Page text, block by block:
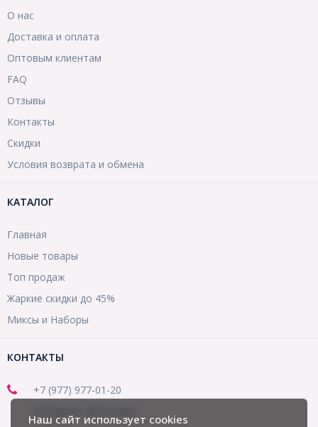
О нас
Доставка и оплата
Оптовым клиентам
FAQ
Отзывы
Контакты
Скидки
Условия возврата и обмена
КАТАЛОГ
Главная
Новые товары
Топ продаж
Жаркие скидки до 45%
Миксы и Наборы
КОНТАКТЫ
+7 (977) 977-01-20
Наш сайт использует cookies